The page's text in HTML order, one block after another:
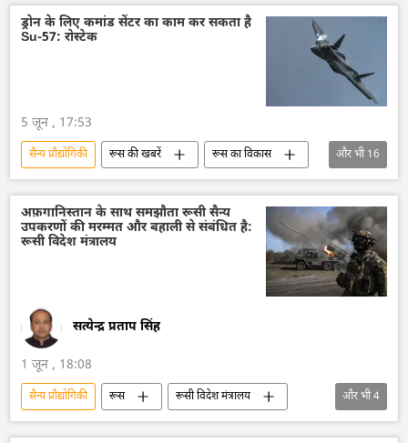
सैन्य तकनीकी सहयोग
सैन्य अभ्यास
ड्रोन के लिए कमांड सेंटर का काम कर सकता है
Su-57: रोस्टेक
5 जून , 17:53
सैन्य प्रौद्योगिकी रूस की खबरें
रूस का विकास
रूस
मास्को
Su-57
Su-57E
लड़ाकू वाहन
ड्रोन
ड्रोन हमला
व्लादिमीर पुतिन
रोस्टेक
सैन्य सहायता
यूक्रेन सशस्त्र बल
और भी16
अफ़गानिस्तान के साथ समझौता रूसी सैन्य
उपकरणों की मरम्मत और बहाली से संबंधित है:
रूसी विदेश मंत्रालय
सत्येन्द्र प्रताप सिंह
1 जून , 18:08
सैन्य प्रौद्योगिकी रूस
रूसी विदेश मंत्रालय
रूसी सैन्य तकनीक
सैन्य तकनीक
और भी4